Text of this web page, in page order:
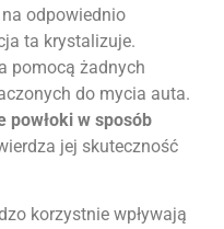
odpowiednio
ta krystalizuje.
pomocą żadnych
do mycia auta.
powłoki w sposób
jej skuteczność
korzystnie wpływają